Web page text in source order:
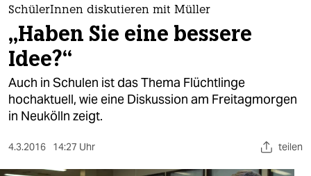
themen
politik
öko
gesellschaft
sport
SchülerInnen diskutieren mit Müller
„Haben Sie eine bessere
Idee?“
Auch in Schulen ist das Thema Flüchtlinge
hochaktuell, wie eine Diskussion am Freitagmorgen
in Neukölln zeigt.
4.3.2016 14:27 Uhr teilen